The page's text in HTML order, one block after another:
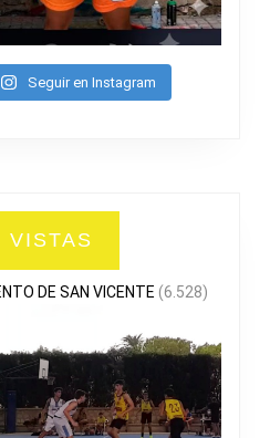
Seguir en Instagram
VISTAS
DE SAN VICENTE (6.528)